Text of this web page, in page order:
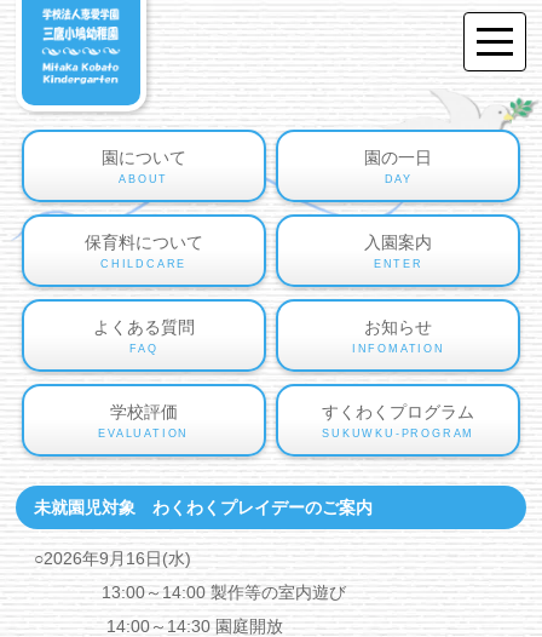
園について
ABOUT
園の一日
DAY
保育料について
CHILDCARE
入園案内
ENTER
よくある質問
FAQ
お知らせ
INFOMATION
学校評価
EVALUATION
すくわくプログラム
SUKUWKU-PROGRAM
未就園児対象 わくわくプレイデーのご案内
○2026年9月16日(水)
13:00～14:00 製作等の室内遊び
14:00～14:30 園庭開放